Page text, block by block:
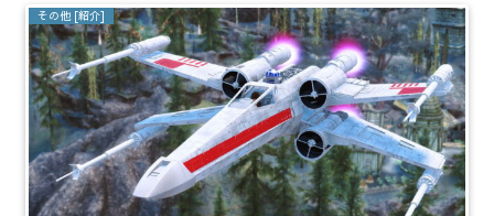
その他 [紹介]